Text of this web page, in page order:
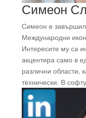
Симеон
Симеон е
Международни
Интересите му са
акцентира само в
различни области,
технически. В